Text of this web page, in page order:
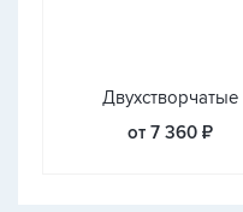
Двухстворчатые
от 7 360 ₽